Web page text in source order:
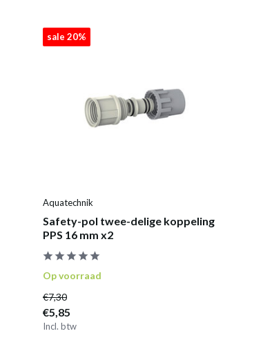
sale 20%
Aquatechnik
Safety-pol twee-delige koppeling
PPS 16 mm x2
Op voorraad
€7,30
€5,85
Incl. btw